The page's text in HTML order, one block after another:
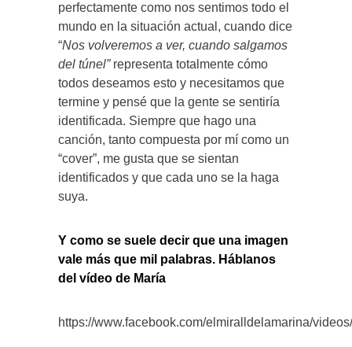
perfectamente como nos sentimos todo el
mundo en la situación actual, cuando dice
“Nos volveremos a ver, cuando salgamos
del túnel” representa totalmente cómo
todos deseamos esto y necesitamos que
termine y pensé que la gente se sentiría
identificada. Siempre que hago una
canción, tanto compuesta por mí como un
“cover”, me gusta que se sientan
identificados y que cada uno se la haga
suya.
Y como se suele decir que una imagen
vale más que mil palabras. Háblanos
del vídeo de María
https://www.facebook.com/elmiralldelamarina/